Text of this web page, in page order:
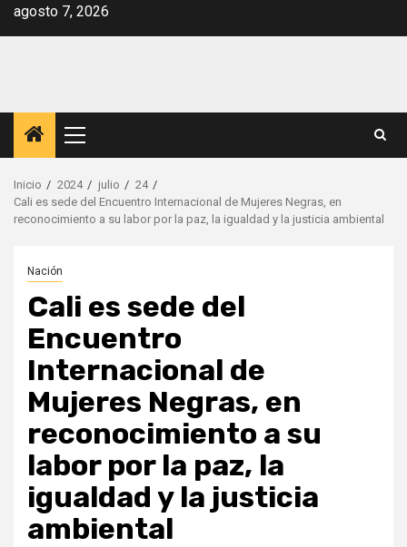
Saltar
agosto 7, 2026
Menú
principal
Inicio 2024 julio
24
Cali es sede del Encuentro Internacional de Mujeres Negras, en
reconocimiento a su labor por la paz, la igualdad y la justicia ambiental
Nación
Cali es sede del
Encuentro
Internacional de
Mujeres Negras, en
reconocimiento a su
labor por la paz, la
igualdad y la justicia
ambiental